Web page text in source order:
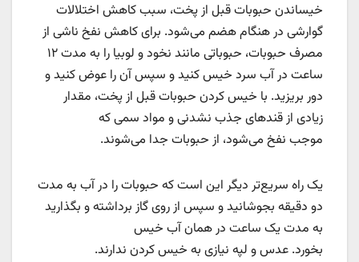
خیساندن حبوبات قبل از پخت، سبب کاهش اختلالات
گوارشی در هنگام هضم می‌شود. برای کاهش نفخ ناشی از
مصرف حبوبات، حبوباتی مانند نخود و لوبیا را به مدت ۱۲
ساعت در آب سرد خیس کنید و سپس آن را عوض کنید و
دور بریزید. با خیس کردن حبوبات قبل از پخت، مقدار
زیادی از قندهای جذب ‎نشدنی و مواد سمی که
موجب نفخ می‌شود، از حبوبات جدا می‌شوند.
یک راه سریع‌تر دیگر این است که حبوبات را در آب به مدت
دو دقیقه بجوشانید و سپس از روی گاز برداشته و بگذارید
به مدت یک ساعت در همان آب خیس
بخورد. عدس و لپه نیازی به خیس کردن ندارند.